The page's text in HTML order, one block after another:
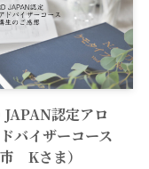
認定アロ
バイザーコース
市 Kさま）